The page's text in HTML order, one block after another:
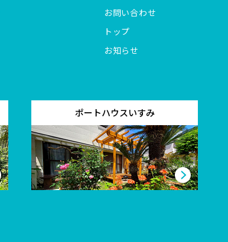
お問い合わせ
トップ
お知らせ
ポートハウスいすみ